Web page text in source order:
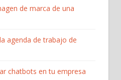
de marca de una
agenda de trabajo de
chatbots en tu empresa